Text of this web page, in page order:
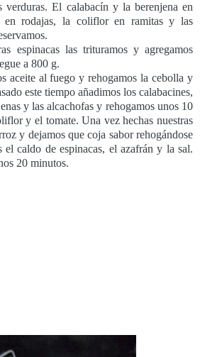
verduras. El calabacín y la berenjena en
en rodajas, la coliflor en ramitas y las
espinacas las trituramos y agregamos
a 800 g.
aceite al fuego y rehogamos la cebolla y
este tiempo añadimos los calabacines,
y las alcachofas y rehogamos unos 10
y el tomate. Una vez hechas nuestras
y dejamos que coja sabor rehogándose
el caldo de espinacas, el azafrán y la sal.
20 minutos.